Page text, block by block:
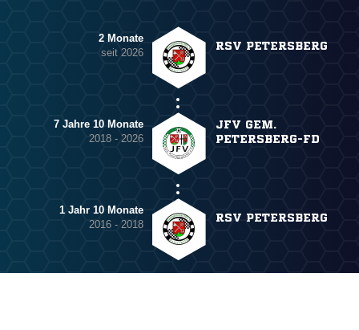
2 Monate
seit 2026
RSV PETERSBERG
7 Jahre 10 Monate
2018 - 2026
JFV GEM.
PETERSBERG-FD
1 Jahr 10 Monate
2016 - 2018
RSV PETERSBERG